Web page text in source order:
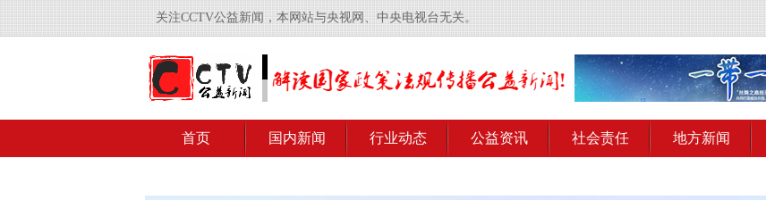
关注CCTV公益新闻，本网站与央视网、中央电视台无关。
首页 国内新闻 行业动态 公益资讯 社会责任 地方新闻